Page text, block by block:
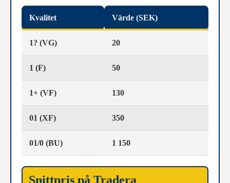
Kvalitet Värde (SEK)
1? (VG) 20
1 (F) 50
1+ (VF) 130
01 (XF) 350
01/0 (BU) 1 150
Snittpris på Tradera